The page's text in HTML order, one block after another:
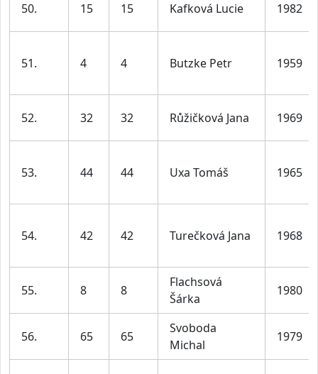
50. 15 15 Kafková Lucie 1982
51. 4 4 Butzke Petr 1959
52. 32 32 Růžičková Jana 1969
53. 44 44 Uxa Tomáš 1965
54. 42 42 Turečková Jana 1968
55. 8 8
Flachsová
Šárka
1980
56. 65 65
Svoboda
Michal
1979